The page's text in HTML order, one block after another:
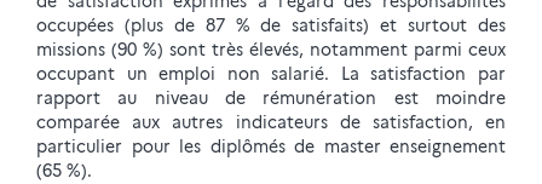
occupées (plus de 87 % de satisfaits) et surtout des
missions (90 %) sont très élevés, notamment parmi ceux
occupant un emploi non salarié. La satisfaction par
rapport au niveau de rémunération est moindre
comparée aux autres indicateurs de satisfaction, en
particulier pour les diplômés de master enseignement
(65 %).